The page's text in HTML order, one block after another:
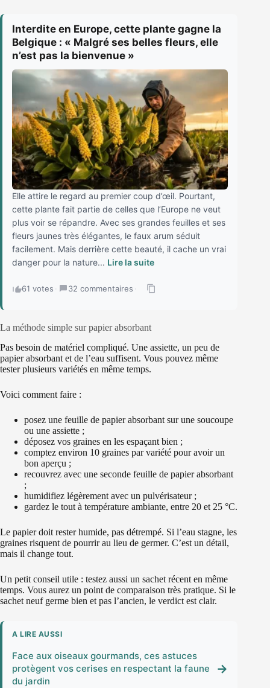
Interdite en Europe, cette plante gagne la
Belgique : « Malgré ses belles fleurs, elle
n’est pas la bienvenue »
Elle attire le regard au premier coup d’œil. Pourtant,
cette plante fait partie de celles que l’Europe ne veut
plus voir se répandre. Avec ses grandes feuilles et ses
fleurs jaunes très élégantes, le faux arum séduit
facilement. Mais derrière cette beauté, il cache un vrai
danger pour la nature... Lire la suite
61 votes · 32 commentaires ·
La méthode simple sur papier absorbant
Pas besoin de matériel compliqué. Une assiette, un peu de
papier absorbant et de l’eau suffisent. Vous pouvez même
tester plusieurs variétés en même temps.
Voici comment faire :
posez une feuille de papier absorbant sur une soucoupe
ou une assiette ;
déposez vos graines en les espaçant bien ;
comptez environ 10 graines par variété pour avoir un
bon aperçu ;
recouvrez avec une seconde feuille de papier absorbant
;
humidifiez légèrement avec un pulvérisateur ;
gardez le tout à température ambiante, entre 20 et 25 °C.
Le papier doit rester humide, pas détrempé. Si l’eau stagne, les
graines risquent de pourrir au lieu de germer. C’est un détail,
mais il change tout.
Un petit conseil utile : testez aussi un sachet récent en même
temps. Vous aurez un point de comparaison très pratique. Si le
sachet neuf germe bien et pas l’ancien, le verdict est clair.
A LIRE AUSSI
Face aux oiseaux gourmands, ces astuces
protègent vos cerises en respectant la faune
du jardin
→